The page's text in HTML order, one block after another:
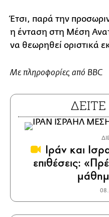
Έτσι, παρά την
η ένταση στη Μέση
να θεωρηθεί οριστικά
Με πληροφορίες από BBC
Ιράν και
επιθέσεις: